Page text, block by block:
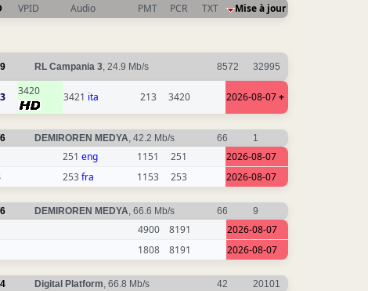
VPID Audio PMT PCR TXT Mise à jour
RL Campania 3, 24.9 Mb/s 8572 32995
3420 3421 ita 213 3420 2026-08-07+
DEMIROREN MEDYA, 42.2 Mb/s 66 1
251 eng 1151 251
2026-08-07
253fra 1153 253 2026-08-07
DEMIROREN MEDYA, 66.6 Mb/s 66 9
4900 8191
2026-08-07
1808 8191 2026-08-07
Digital Platform, 66.8 Mb/s 42 20101